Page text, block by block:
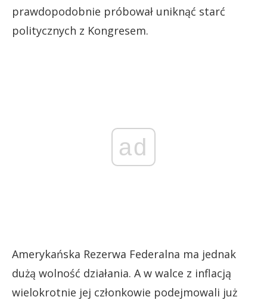
prawdopodobnie próbował uniknąć starć
politycznych z Kongresem.
ad
Amerykańska Rezerwa Federalna ma jednak
dużą wolność działania. A w walce z inflacją
wielokrotnie jej członkowie podejmowali już